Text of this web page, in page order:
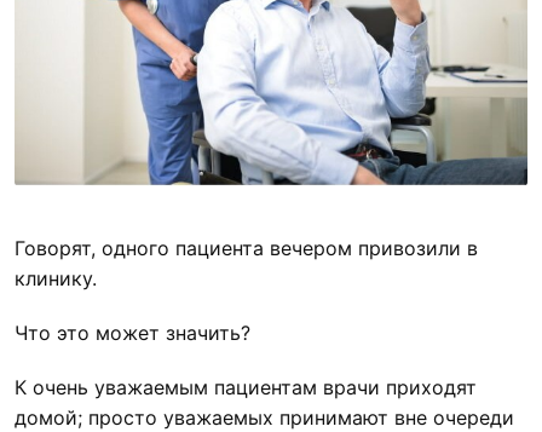
Говорят, одного пациента вечером привозили в
клинику.
Что это может значить?
К очень уважаемым пациентам врачи приходят
домой; просто уважаемых принимают вне очереди